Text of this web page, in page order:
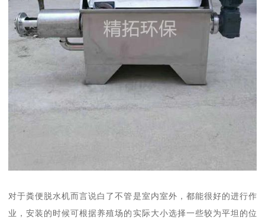
对于粪便脱水机而言说白了不管是室内室外，都能很好的进行作
业，安装的时候可根据养殖场的实际大小选择一些较为平坦的位